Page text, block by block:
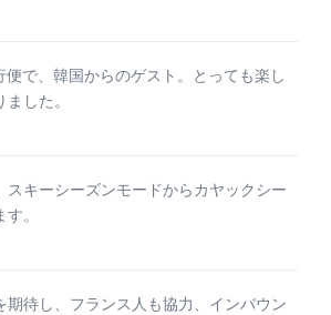
で、韓国からのゲスト。とっても楽し
した。
スキーシーズンモードからカヤックシー
。
期待し、フランス人も協力、インバウン